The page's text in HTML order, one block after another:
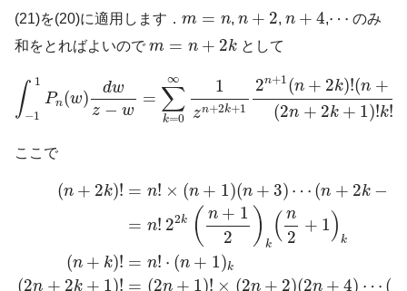
(21)を(20)に適用します． m = n
m =n , n + 2
n 2 , n + 4
n 4 ,⋯
⋯ のみ
和をとればよいので m = n + 2k
k として
∫ 1
−1
Pn(w)
dw
z − w
=
∞
∑
k=0
1
zn+2k+1
2n+1(n + 2k)!(n +
(2n + 2k + 1)!k!
1 ∑k 2k + 1 2 1( n+ 2
ここで
(n + 2k)! = n! × (n + 1)(n + 3) ⋯ (n + 2k −
= n! 22k ( n + 1
2
) k ( n
2
+ 1) k
(n + k)! = n! ⋅ (n + 1)k
(2n + 2k + 1)! = (2n + 1)! × (2n + 2)(2n + 4) ⋯ (
) n ×( n+ n+ ⋯ n + 2 k 1 ×( 2) + 4)⋯